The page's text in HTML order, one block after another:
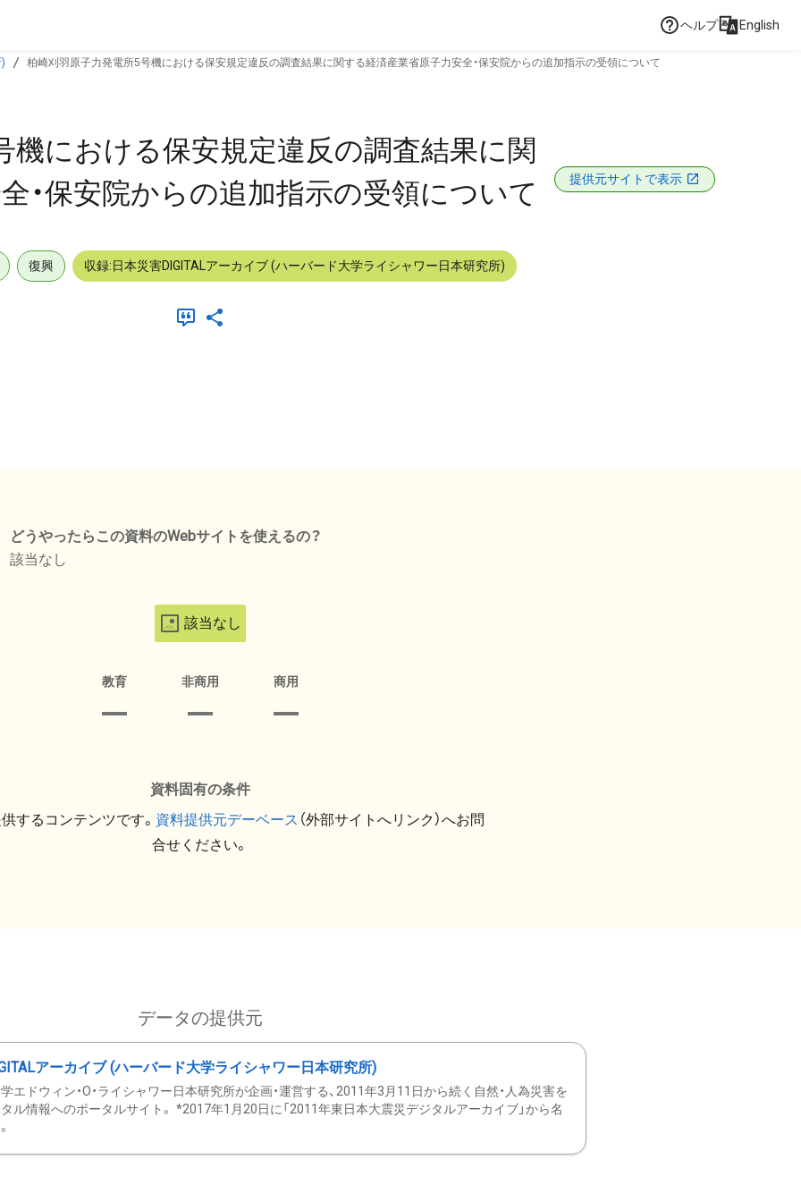
ヘルプ English
柏崎刈羽原子力発電所5号機における保安規定違反の調査結果に関する経済産業省原子力安全・保安院からの追加指示の受領について
機における保安規定違反の調査結果に関
・保安院からの追加指示の受領について
提供元サイトで表示
復興 収録:日本災害DIGITALアーカイブ (ハーバード大学ライシャワー日本研究所)
どうやったらこの資料のWebサイトを使えるの？
該当なし
該当なし
教育 非商用 商用
資料固有の条件
するコンテンツです。 資料提供元デーベース （外部サイトへリンク）へお問
合せください。
データの提供元
アーカイブ (ハーバード大学ライシャワー日本研究所)
エドウィン・O・ライシャワー日本研究所が企画・運営する、2011年3月11日から続く自然・人為災害を
ル情報へのポータルサイト。 *2017年1月20日に「2011年東日本大震災デジタルアーカイブ」から名